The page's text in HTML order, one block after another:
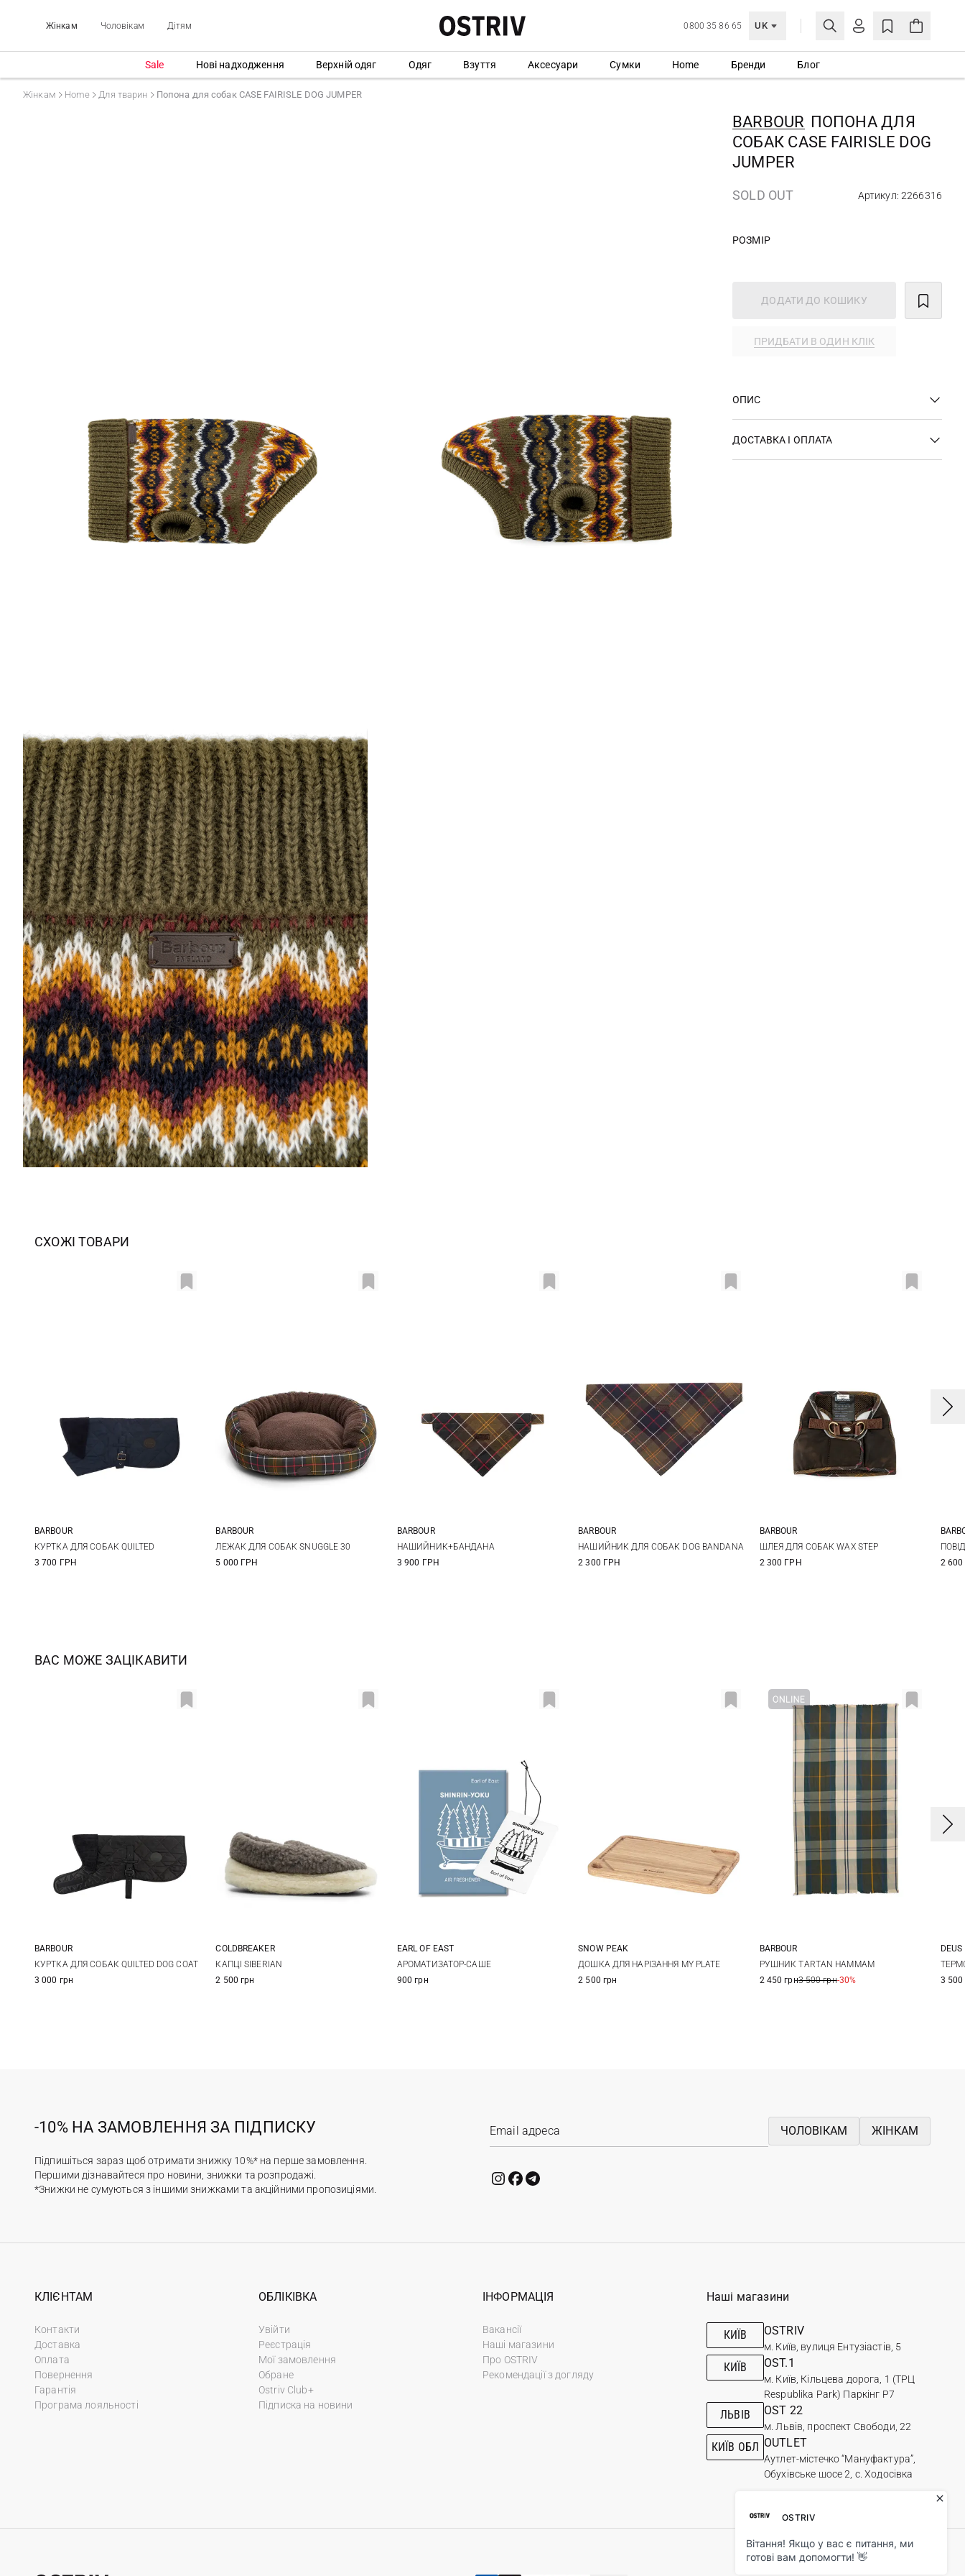
Жінкам Чоловікам Дітям 0800 35 86 65 UK
МОЯ ОБЛІКІВКА
Ще не зареєстровані?
СТВОРИТИ ОБЛІКІВКУ
Sale Нові надходження Верхній одяг Одяг Взуття Аксесуари Сумки Home Бренди Блог
Жінкам Home Для тварин Попона для собак CASE FAIRISLE DOG JUMPER
BARBOUR ПОПОНА ДЛЯ
СОБАК CASE FAIRISLE DOG
JUMPER
SOLD OUT Артикул: 2266316
РОЗМІР
ДОДАТИ ДО КОШИКУ
ПРИДБАТИ В ОДИН КЛІК
ОПИС
ДОСТАВКА І ОПЛАТА
СХОЖІ ТОВАРИ
XS S M
BARBOUR
КУРТКА ДЛЯ СОБАК QUILTED
3 700 ГРН
One Size
BARBOUR
ЛЕЖАК ДЛЯ СОБАК SNUGGLE 30
5 000 ГРН
S M
BARBOUR
НАШИЙНИК+БАНДАНА
3 900 ГРН
L/XL S/M
BARBOUR
НАШИЙНИК ДЛЯ СОБАК DOG BANDANA
2 300 ГРН
S M L
BARBOUR
ШЛЕЯ ДЛЯ СОБАК WAX STEP
2 300 ГРН
2
ВАС МОЖЕ ЗАЦІКАВИТИ
XS S M L
BARBOUR
КУРТКА ДЛЯ СОБАК QUILTED DOG COAT
3 000 грн
35/36 37/38
COLDBREAKER
КАПЦІ SIBERIAN
2 500 грн
10X7СМ
EARL OF EAST
АРОМАТИЗАТОР-САШЕ
900 грн
One Size
SNOW PEAK
ДОШКА ДЛЯ НАРІЗАННЯ MY PLATE
2 500 грн
One Size
BARBOUR
РУШНИК TARTAN HAMMAM
2 450 грн3 500 грн-30%
3 500
-10% НА ЗАМОВЛЕННЯ ЗА ПІДПИСКУ
Підпишіться зараз щоб отримати знижку 10%* на перше замовлення.
Першими дізнавайтеся про новини, знижки та розпродажі.
*Знижки не сумуються з іншими знижками та акційними пропозиціями.
ЧОЛОВІКАМ ЖІНКАМ
КЛІЄНТАМ
Контакти
Доставка
Оплата
Повернення
Гарантія
Програма лояльності
ОБЛІКІВКА
Увійти
Реєстрація
Мої замовлення
Обране
Ostriv Club+
Підписка на новини
ІНФОРМАЦІЯ
Вакансії
Наші магазини
Про OSTRIV
Рекомендації з догляду
Наші магазини
КИЇВ OSTRIV
м. Київ, вулиця Ентузіастів, 5
КИЇВ OST.1
м. Київ, Кільцева дорога, 1 (ТРЦ
Respublika Park) Паркінг Р7
ЛЬВІВ OST 22
м. Львів, проспект Свободи, 22
КИЇВ ОБЛ OUTLET
Аутлет-містечко “Мануфактура”,
Обухівське шосе 2, с. Ходосівка